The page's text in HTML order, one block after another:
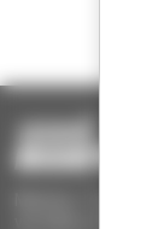
Manitou